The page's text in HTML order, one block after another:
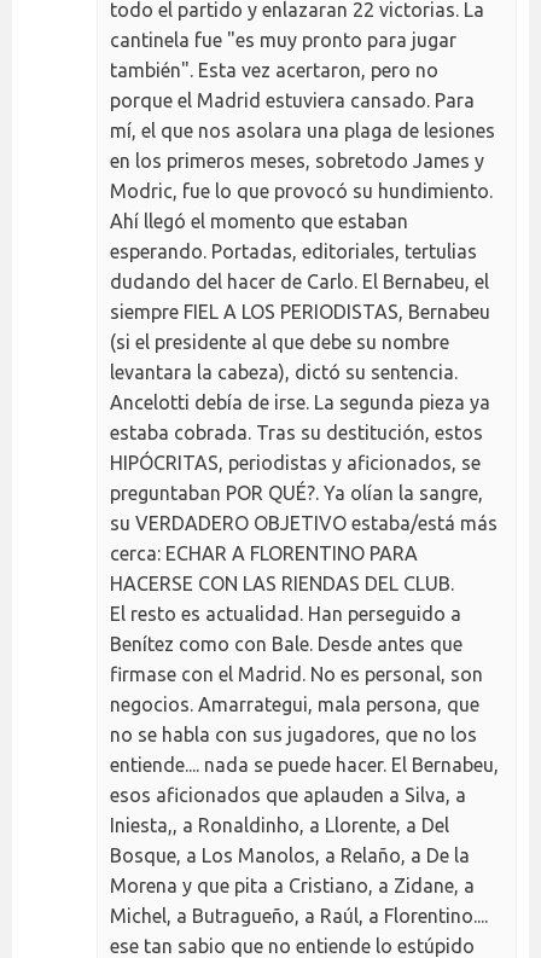
todo el partido y enlazaran 22 victorias. La
cantinela fue "es muy pronto para jugar
también". Esta vez acertaron, pero no
porque el Madrid estuviera cansado. Para
mí, el que nos asolara una plaga de lesiones
en los primeros meses, sobretodo James y
Modric, fue lo que provocó su hundimiento.
Ahí llegó el momento que estaban
esperando. Portadas, editoriales, tertulias
dudando del hacer de Carlo. El Bernabeu, el
siempre FIEL A LOS PERIODISTAS, Bernabeu
(si el presidente al que debe su nombre
levantara la cabeza), dictó su sentencia.
Ancelotti debía de irse. La segunda pieza ya
estaba cobrada. Tras su destitución, estos
HIPÓCRITAS, periodistas y aficionados, se
preguntaban POR QUÉ?. Ya olían la sangre,
su VERDADERO OBJETIVO estaba/está más
cerca: ECHAR A FLORENTINO PARA
HACERSE CON LAS RIENDAS DEL CLUB.
El resto es actualidad. Han perseguido a
Benítez como con Bale. Desde antes que
firmase con el Madrid. No es personal, son
negocios. Amarrategui, mala persona, que
no se habla con sus jugadores, que no los
entiende.... nada se puede hacer. El Bernabeu,
esos aficionados que aplauden a Silva, a
Iniesta,, a Ronaldinho, a Llorente, a Del
Bosque, a Los Manolos, a Relaño, a De la
Morena y que pita a Cristiano, a Zidane, a
Michel, a Butragueño, a Raúl, a Florentino....
ese tan sabio que no entiende lo estúpido